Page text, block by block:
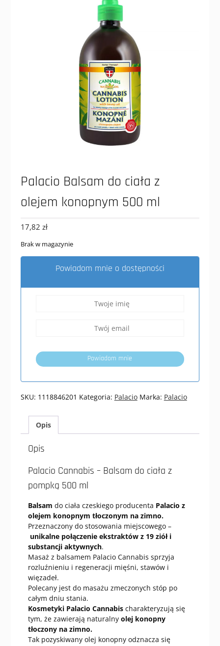
Palacio Balsam do ciała z
olejem konopnym 500 ml
17,82 zł
Brak w magazynie
Powiadom mnie o dostępności
Powiadom mnie
SKU: 1118846201 Kategoria: Palacio Marka: Palacio
Opis
Opis
Palacio Cannabis – Balsam do ciała z
pompką 500 ml
Balsam do ciała czeskiego producenta Palacio z
olejem konopnym tłoczonym na zimno.
Przeznaczony do stosowania miejscowego –
unikalne połączenie ekstraktów z 19 ziół i
substancji aktywnych.
Masaż z balsamem Palacio Cannabis sprzyja
rozluźnieniu i regeneracji mięśni, stawów i
więzadeł.
Polecany jest do masażu zmeczonych stóp po
całym dniu stania.
Kosmetyki Palacio Cannabis charakteryzują się
tym, że zawierają naturalny olej konopny
tłoczony na zimno.
Tak pozyskiwany olej konopny odznacza się